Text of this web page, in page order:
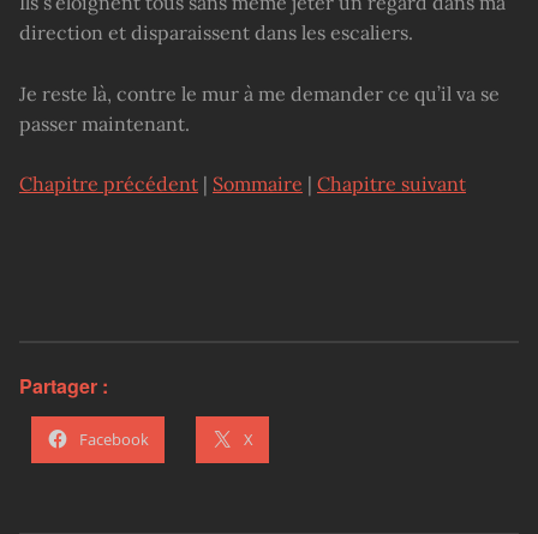
direction et disparaissent dans les escaliers.
Je reste là, contre le mur à me demander ce qu’il va se
passer maintenant.
Chapitre précédent | Sommaire | Chapitre suivant
Partager :
Facebook X